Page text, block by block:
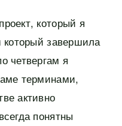
который я
который завершила
четвергам я
терминами,
активно
понятны